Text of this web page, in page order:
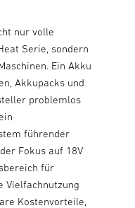
nur volle
Serie, sondern
Ein Akku
Akkupacks und
problemlos
führender
Fokus auf 18V
für
Vielfachnutzung
Kostenvorteile,